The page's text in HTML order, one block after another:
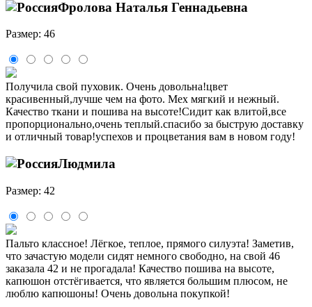
Фролова Наталья Геннадьевна
Размер: 46
Получила свой пуховик. Очень довольна!цвет
красивенный,лучше чем на фото. Мех мягкий и нежный.
Качество ткани и пошива на высоте!Сидит как влитой,все
пропорционально,очень теплый.спасибо за быструю доставку
и отличный товар!успехов и процветания вам в новом году!
Людмила
Размер: 42
Пальто классное! Лёгкое, теплое, прямого силуэта! Заметив,
что зачастую модели сидят немного свободно, на свой 46
заказала 42 и не прогадала! Качество пошива на высоте,
капюшон отстёгивается, что является большим плюсом, не
люблю капюшоны! Очень довольна покупкой!